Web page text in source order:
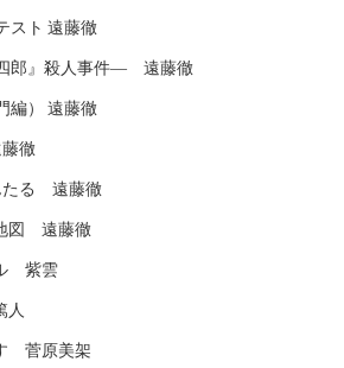
スト 遠藤徹
郎』殺人事件― 遠藤徹
編） 遠藤徹
徹
たる 遠藤徹
図 遠藤徹
紫雲
人
菅原美架